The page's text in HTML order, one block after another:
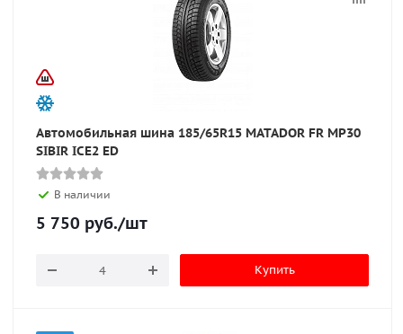
Автомобильная шина 185/65R15 MATADOR FR MP30
SIBIR ICE2 ED
В наличии
5 750 руб./шт
Купить